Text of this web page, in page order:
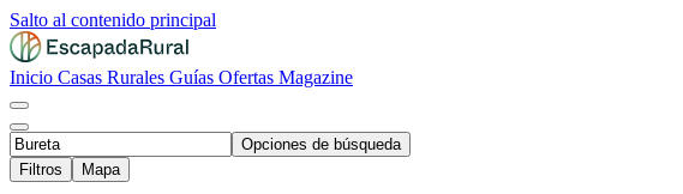
Salto al contenido principal
Inicio Casas Rurales Guías Ofertas Magazine
Opciones de búsqueda
Filtros
Mapa